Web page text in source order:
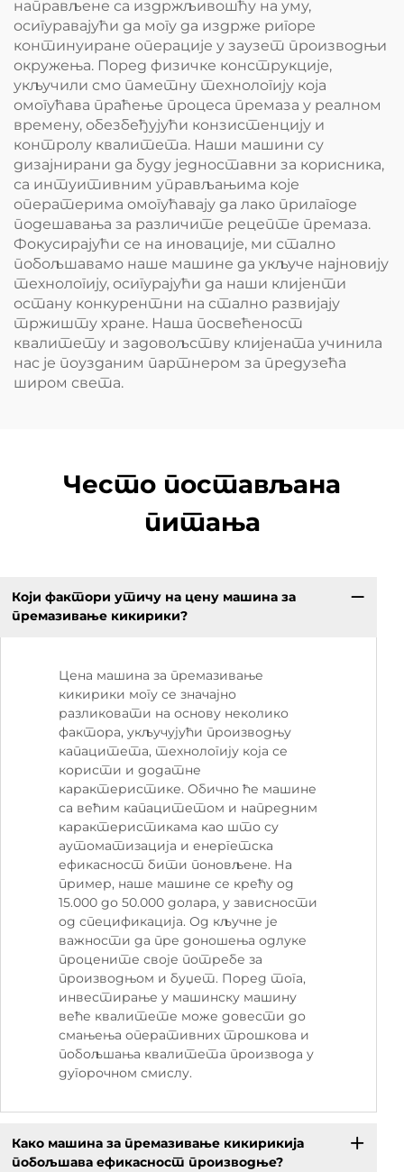
направљене са издржљивошћу на уму,
осигуравајући да могу да издрже ригоре
континуиране операције у заузет производњи
окружења. Поред физичке конструкције,
укључили смо паметну технологију која
омогућава праћење процеса премаза у реалном
времену, обезбеђујући конзистенцију и
контролу квалитета. Наши машини су
дизајнирани да буду једноставни за корисника,
са интуитивним управљањима које
оператерима омогућавају да лако прилагоде
подешавања за различите рецепте премаза.
Фокусирајући се на иновације, ми стално
побољшавамо наше машине да укључе најновију
технологију, осигурајући да наши клијенти
остану конкурентни на стално развијају
тржишту хране. Наша посвећеност
квалитету и задовољству клијената учинила
нас је поузданим партнером за предузећа
широм света.
Често постављана
питања
Који фактори утичу на цену машина за
премазивање кикирики?
Цена машина за премазивање
кикирики могу се значајно
разликовати на основу неколико
фактора, укључујући производњу
капацитета, технологију која се
користи и додатне
карактеристике. Обично ће машине
са већим капацитетом и напредним
карактеристикама као што су
аутоматизација и енергетска
ефикасност бити поновљене. На
пример, наше машине се крећу од
15.000 до 50.000 долара, у зависности
од спецификација. Од кључне је
важности да пре доношења одлуке
процените своје потребе за
производњом и буџет. Поред тога,
инвестирање у машинску машину
веће квалитете може довести до
смањења оперативних трошкова и
побољшања квалитета производа у
дугорочном смислу.
Како машина за премазивање кикирикија
побољшава ефикасност производње?